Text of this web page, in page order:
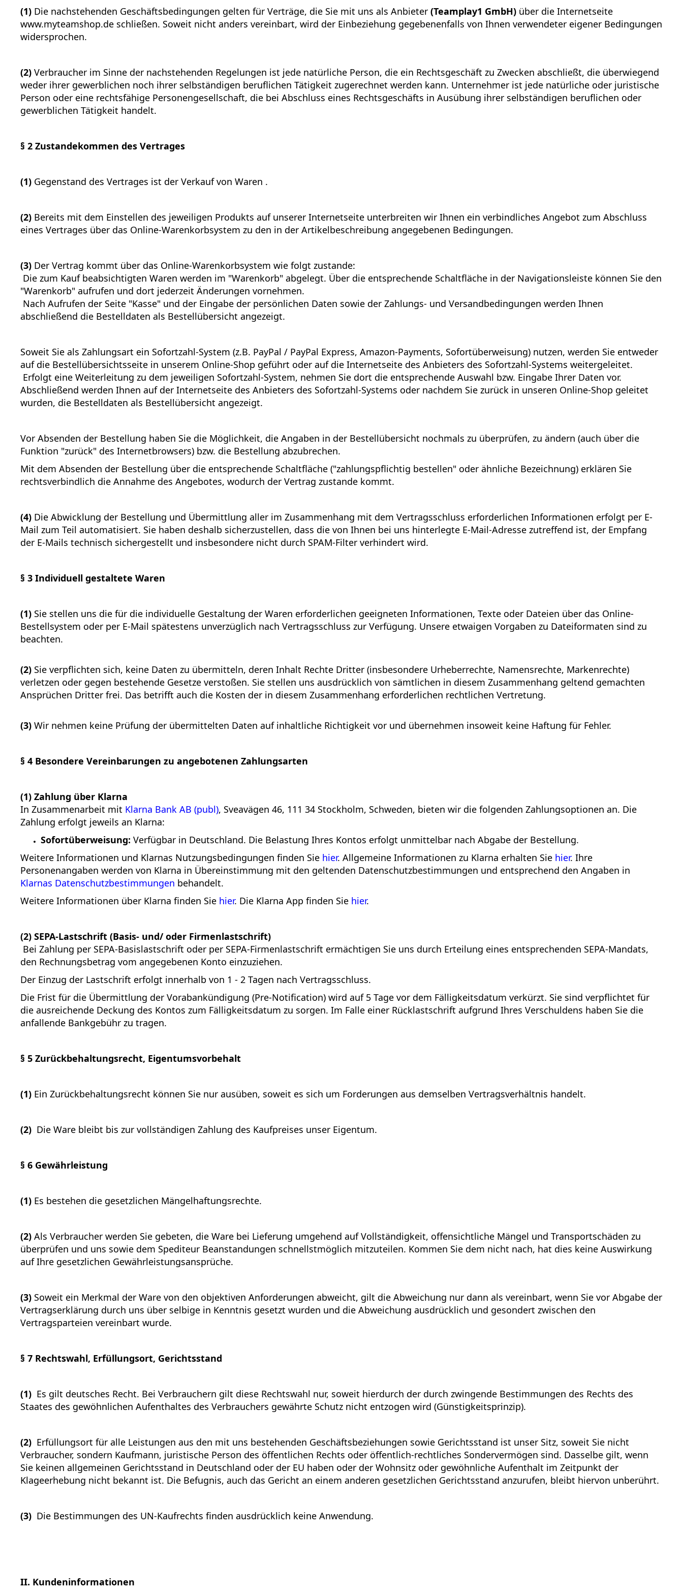
(1) Die nachstehenden Geschäftsbedingungen gelten für Verträge, die Sie mit uns als Anbieter (Teamplay1 GmbH) über die Internetseite
www.myteamshop.de schließen. Soweit nicht anders vereinbart, wird der Einbeziehung gegebenenfalls von Ihnen verwendeter eigener Bedingungen
widersprochen.
(2) Verbraucher im Sinne der nachstehenden Regelungen ist jede natürliche Person, die ein Rechtsgeschäft zu Zwecken abschließt, die überwiegend
weder ihrer gewerblichen noch ihrer selbständigen beruflichen Tätigkeit zugerechnet werden kann. Unternehmer ist jede natürliche oder juristische
Person oder eine rechtsfähige Personengesellschaft, die bei Abschluss eines Rechtsgeschäfts in Ausübung ihrer selbständigen beruflichen oder
gewerblichen Tätigkeit handelt.
§ 2 Zustandekommen des Vertrages
(1) Gegenstand des Vertrages ist der Verkauf von Waren .
(2) Bereits mit dem Einstellen des jeweiligen Produkts auf unserer Internetseite unterbreiten wir Ihnen ein verbindliches Angebot zum Abschluss
eines Vertrages über das Online-Warenkorbsystem zu den in der Artikelbeschreibung angegebenen Bedingungen.
(3) Der Vertrag kommt über das Online-Warenkorbsystem wie folgt zustande:
Die zum Kauf beabsichtigten Waren werden im "Warenkorb" abgelegt. Über die entsprechende Schaltfläche in der Navigationsleiste können Sie den
"Warenkorb" aufrufen und dort jederzeit Änderungen vornehmen.
Nach Aufrufen der Seite "Kasse" und der Eingabe der persönlichen Daten sowie der Zahlungs- und Versandbedingungen werden Ihnen
abschließend die Bestelldaten als Bestellübersicht angezeigt.
Soweit Sie als Zahlungsart ein Sofortzahl-System (z.B. PayPal / PayPal Express, Amazon-Payments, Sofortüberweisung) nutzen, werden Sie entweder
auf die Bestellübersichtsseite in unserem Online-Shop geführt oder auf die Internetseite des Anbieters des Sofortzahl-Systems weitergeleitet.
Erfolgt eine Weiterleitung zu dem jeweiligen Sofortzahl-System, nehmen Sie dort die entsprechende Auswahl bzw. Eingabe Ihrer Daten vor.
Abschließend werden Ihnen auf der Internetseite des Anbieters des Sofortzahl-Systems oder nachdem Sie zurück in unseren Online-Shop geleitet
wurden, die Bestelldaten als Bestellübersicht angezeigt.
Vor Absenden der Bestellung haben Sie die Möglichkeit, die Angaben in der Bestellübersicht nochmals zu überprüfen, zu ändern (auch über die
Funktion "zurück" des Internetbrowsers) bzw. die Bestellung abzubrechen.
Mit dem Absenden der Bestellung über die entsprechende Schaltfläche ("zahlungspflichtig bestellen" oder ähnliche Bezeichnung) erklären Sie
rechtsverbindlich die Annahme des Angebotes, wodurch der Vertrag zustande kommt.
(4) Die Abwicklung der Bestellung und Übermittlung aller im Zusammenhang mit dem Vertragsschluss erforderlichen Informationen erfolgt per E-
Mail zum Teil automatisiert. Sie haben deshalb sicherzustellen, dass die von Ihnen bei uns hinterlegte E-Mail-Adresse zutreffend ist, der Empfang
der E-Mails technisch sichergestellt und insbesondere nicht durch SPAM-Filter verhindert wird.
§ 3 Individuell gestaltete Waren
(1) Sie stellen uns die für die individuelle Gestaltung der Waren erforderlichen geeigneten Informationen, Texte oder Dateien über das Online-
Bestellsystem oder per E-Mail spätestens unverzüglich nach Vertragsschluss zur Verfügung. Unsere etwaigen Vorgaben zu Dateiformaten sind zu
beachten.
(2) Sie verpflichten sich, keine Daten zu übermitteln, deren Inhalt Rechte Dritter (insbesondere Urheberrechte, Namensrechte, Markenrechte)
verletzen oder gegen bestehende Gesetze verstoßen. Sie stellen uns ausdrücklich von sämtlichen in diesem Zusammenhang geltend gemachten
Ansprüchen Dritter frei. Das betrifft auch die Kosten der in diesem Zusammenhang erforderlichen rechtlichen Vertretung.
(3) Wir nehmen keine Prüfung der übermittelten Daten auf inhaltliche Richtigkeit vor und übernehmen insoweit keine Haftung für Fehler.
§ 4 Besondere Vereinbarungen zu angebotenen Zahlungsarten
(1) Zahlung über Klarna
In Zusammenarbeit mit Klarna Bank AB (publ), Sveavägen 46, 111 34 Stockholm, Schweden, bieten wir die folgenden Zahlungsoptionen an. Die
Zahlung erfolgt jeweils an Klarna:
Sofortüberweisung: Verfügbar in Deutschland. Die Belastung Ihres Kontos erfolgt unmittelbar nach Abgabe der Bestellung.
Weitere Informationen und Klarnas Nutzungsbedingungen finden Sie hier. Allgemeine Informationen zu Klarna erhalten Sie hier. Ihre
Personenangaben werden von Klarna in Übereinstimmung mit den geltenden Datenschutzbestimmungen und entsprechend den Angaben in
Klarnas Datenschutzbestimmungen behandelt.
Weitere Informationen über Klarna finden Sie hier. Die Klarna App finden Sie hier.
(2) SEPA-Lastschrift (Basis- und/ oder Firmenlastschrift)
Bei Zahlung per SEPA-Basislastschrift oder per SEPA-Firmenlastschrift ermächtigen Sie uns durch Erteilung eines entsprechenden SEPA-Mandats,
den Rechnungsbetrag vom angegebenen Konto einzuziehen.
Der Einzug der Lastschrift erfolgt innerhalb von 1 - 2 Tagen nach Vertragsschluss.
Die Frist für die Übermittlung der Vorabankündigung (Pre-Notification) wird auf 5 Tage vor dem Fälligkeitsdatum verkürzt. Sie sind verpflichtet für
die ausreichende Deckung des Kontos zum Fälligkeitsdatum zu sorgen. Im Falle einer Rücklastschrift aufgrund Ihres Verschuldens haben Sie die
anfallende Bankgebühr zu tragen.
§ 5 Zurückbehaltungsrecht, Eigentumsvorbehalt
(1) Ein Zurückbehaltungsrecht können Sie nur ausüben, soweit es sich um Forderungen aus demselben Vertragsverhältnis handelt.
(2) Die Ware bleibt bis zur vollständigen Zahlung des Kaufpreises unser Eigentum.
§ 6 Gewährleistung
(1) Es bestehen die gesetzlichen Mängelhaftungsrechte.
(2) Als Verbraucher werden Sie gebeten, die Ware bei Lieferung umgehend auf Vollständigkeit, offensichtliche Mängel und Transportschäden zu
überprüfen und uns sowie dem Spediteur Beanstandungen schnellstmöglich mitzuteilen. Kommen Sie dem nicht nach, hat dies keine Auswirkung
auf Ihre gesetzlichen Gewährleistungsansprüche.
(3) Soweit ein Merkmal der Ware von den objektiven Anforderungen abweicht, gilt die Abweichung nur dann als vereinbart, wenn Sie vor Abgabe der
Vertragserklärung durch uns über selbige in Kenntnis gesetzt wurden und die Abweichung ausdrücklich und gesondert zwischen den
Vertragsparteien vereinbart wurde.
§ 7 Rechtswahl, Erfüllungsort, Gerichtsstand
(1) Es gilt deutsches Recht. Bei Verbrauchern gilt diese Rechtswahl nur, soweit hierdurch der durch zwingende Bestimmungen des Rechts des
Staates des gewöhnlichen Aufenthaltes des Verbrauchers gewährte Schutz nicht entzogen wird (Günstigkeitsprinzip).
(2) Erfüllungsort für alle Leistungen aus den mit uns bestehenden Geschäftsbeziehungen sowie Gerichtsstand ist unser Sitz, soweit Sie nicht
Verbraucher, sondern Kaufmann, juristische Person des öffentlichen Rechts oder öffentlich-rechtliches Sondervermögen sind. Dasselbe gilt, wenn
Sie keinen allgemeinen Gerichtsstand in Deutschland oder der EU haben oder der Wohnsitz oder gewöhnliche Aufenthalt im Zeitpunkt der
Klageerhebung nicht bekannt ist. Die Befugnis, auch das Gericht an einem anderen gesetzlichen Gerichtsstand anzurufen, bleibt hiervon unberührt.
(3) Die Bestimmungen des UN-Kaufrechts finden ausdrücklich keine Anwendung.
II. Kundeninformationen